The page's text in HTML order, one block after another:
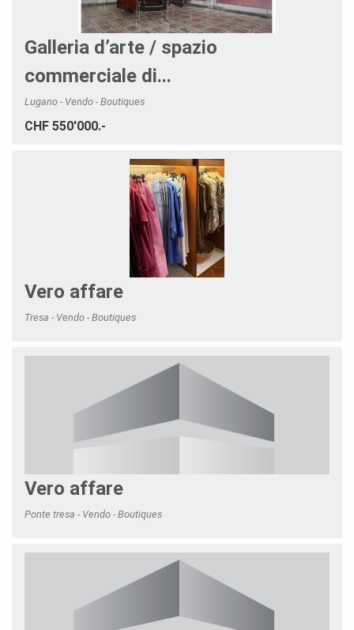
Galleria d’arte / spazio
commerciale di...
Lugano - Vendo - Boutiques
CHF 550'000.-
Vero affare
Tresa - Vendo - Boutiques
Vero affare
Ponte tresa - Vendo - Boutiques